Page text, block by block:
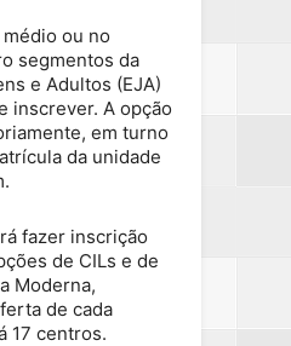
ou no
segmentos da
e Adultos (EJA)
inscrever. A opção
em turno
da unidade
fazer inscrição
de CILs e de
Moderna,
de cada
17 centros.